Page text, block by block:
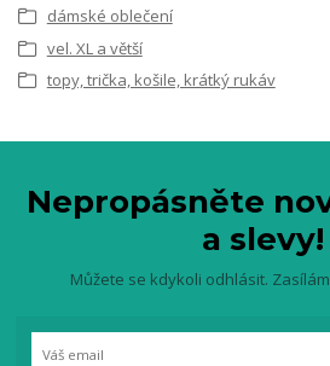
dámské oblečení
vel. XL a větší
topy, trička, košile, krátký rukáv
Nepropásněte
a slevy!
Můžete se kdykoli odhlásit.